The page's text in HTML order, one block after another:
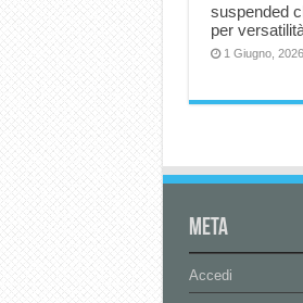
suspended
per
1 Giugno, 2026
Meta
Accedi